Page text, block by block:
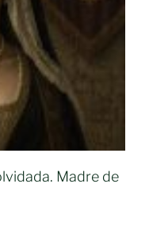
Madre de